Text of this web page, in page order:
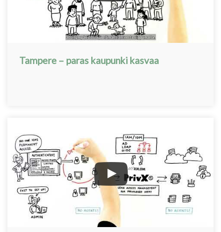
Tampere – paras kaupunki kasvaa